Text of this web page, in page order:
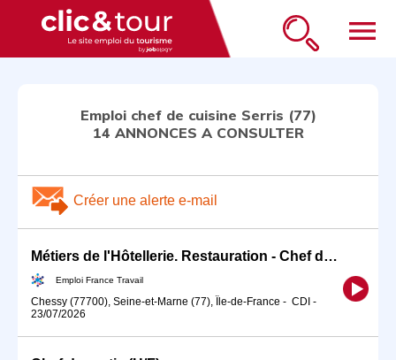
menu
Emploi chef de cuisine Serris (77)
14 ANNONCES A CONSULTER
Créer une alerte e-mail
Métiers de l'Hôtellerie. Restauration - Chef de Cuisine/C (H/F)
Emploi France Travail
Chessy (77700), Seine-et-Marne (77), Île-de-France - CDI -
23/07/2026